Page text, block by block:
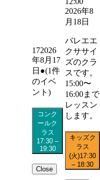
172026
年8月17
日 ●(1件
のイベ
ント)
コンク
ールク
ラス
17:30 –
19:30
Close
2026年8
月18日
バレエエ
クササイ
ズのクラ
スです。
15:00〜
16:00まで
レッスン
します。
キッズク
ラス
(火)17:30
– 18:30